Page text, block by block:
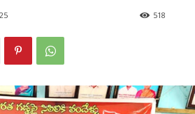
518